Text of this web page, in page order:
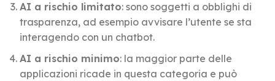
AI a rischio limitato: sono soggetti a obblighi di
trasparenza, ad esempio avvisare l’utente se sta
interagendo con un chatbot.
AI a rischio minimo: la maggior parte delle
applicazioni ricade in questa categoria e può